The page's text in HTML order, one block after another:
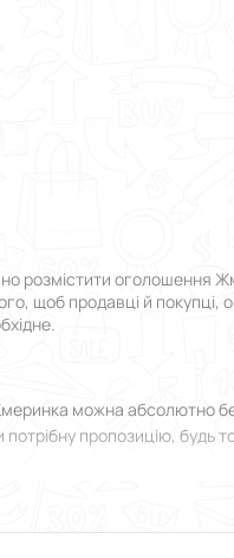
оголошення
щоб продавці й
можна абсолютно
пропозицію, будь
ви зможете подати